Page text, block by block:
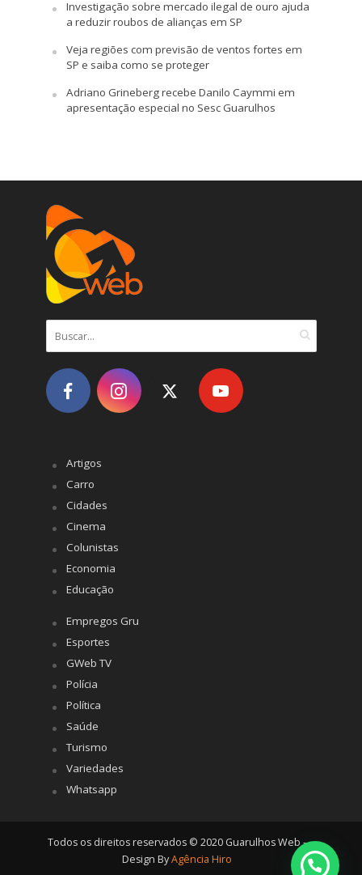
Investigação sobre mercado ilegal de ouro ajuda
a reduzir roubos de alianças em SP
Veja regiões com previsão de ventos fortes em
SP e saiba como se proteger
Adriano Grineberg recebe Danilo Caymmi em
apresentação especial no Sesc Guarulhos
Artigos
Carro
Cidades
Cinema
Colunistas
Economia
Educação
Empregos Gru
Esportes
GWeb TV
Polícia
Política
Saúde
Turismo
Variedades
Whatsapp
Todos os direitos reservados © 2020 Guarulhos Web -
Design ByAgência Hiro